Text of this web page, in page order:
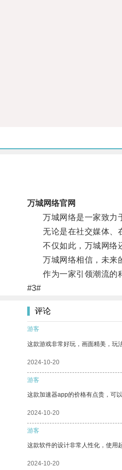
万城网络官网
万城网络是一家致力于
无论是在社交媒体、在
不仅如此，万城网络还
万城网络相信，未来的
作为一家引领潮流的科
#3#
评论
游客
这款游戏非常好玩，画面精美，玩
2024-10-20
游客
这款加速器app的价格有点贵，可
2024-10-20
游客
这款软件的设计非常人性化，使用
2024-10-20